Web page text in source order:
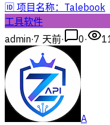
🆔 项目名称：Talebook
工具软件
admin·7 天前· 0·
A